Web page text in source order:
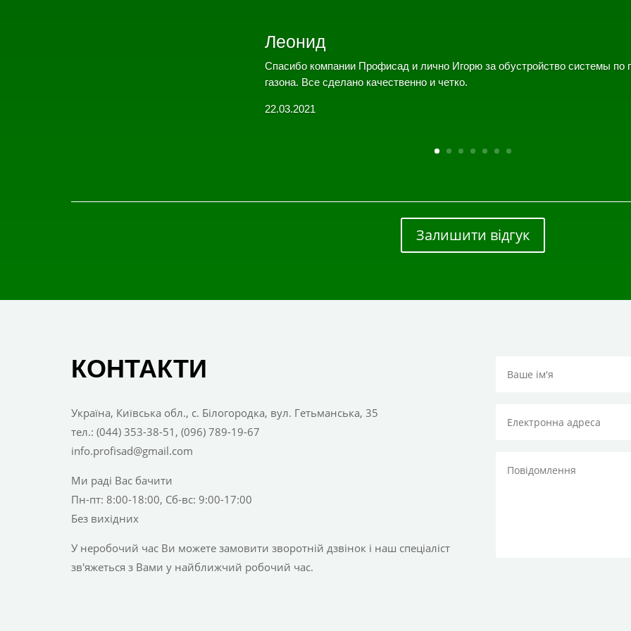
Леонид
Спасибо компании Профисад и лично Игорю за обустройство системы по
газона. Все сделано качественно и четко.
22.03.2021
Залишити відгук
КОНТАКТИ
Україна, Київська обл., с. Білогородка, вул. Гетьманська, 35
тел.: (044) 353-38-51, (096) 789-19-67
info.profisad@gmail.com
Ми раді Вас бачити
Пн-пт: 8:00-18:00, Сб-вс: 9:00-17:00
Без вихідних
У неробочий час Ви можете замовити зворотній дзвінок і наш спеціаліст
зв'яжеться з Вами у найближчий робочий час.